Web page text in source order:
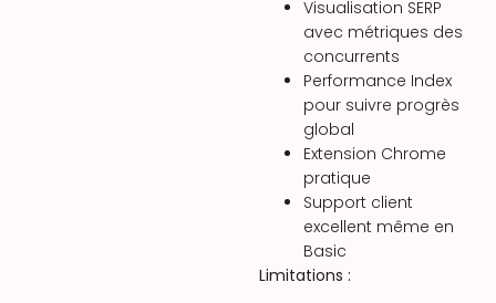
Visualisation SERP
avec métriques des
concurrents
Performance Index
pour suivre progrès
global
Extension Chrome
pratique
Support client
excellent même en
Basic
Limitations :